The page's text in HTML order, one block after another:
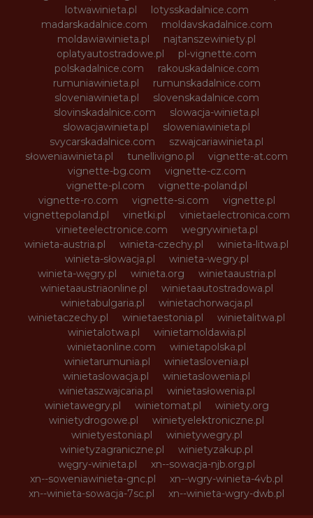
lotwawinieta.pl
lotysskadalnice.com
madarskadalnice.com
moldavskadalnice.com
moldawiawinieta.pl
najtanszewiniety.pl
oplatyautostradowe.pl
pl-vignette.com
polskadalnice.com
rakouskadalnice.com
rumuniawinieta.pl
rumunskadalnice.com
sloveniawinieta.pl
slovenskadalnice.com
slovinskadalnice.com
slowacja-winieta.pl
slowacjawinieta.pl
sloweniawinieta.pl
svycarskadalnice.com
szwajcariawinieta.pl
słoweniawinieta.pl
tunellivigno.pl
vignette-at.com
vignette-bg.com
vignette-cz.com
vignette-pl.com
vignette-poland.pl
vignette-ro.com
vignette-si.com
vignette.pl
vignettepoland.pl
vinetki.pl
vinietaelectronica.com
vinieteelectronice.com
wegrywinieta.pl
winieta-austria.pl
winieta-czechy.pl
winieta-litwa.pl
winieta-słowacja.pl
winieta-wegry.pl
winieta-węgry.pl
winieta.org
winietaaustria.pl
winietaaustriaonline.pl
winietaautostradowa.pl
winietabulgaria.pl
winietachorwacja.pl
winietaczechy.pl
winietaestonia.pl
winietalitwa.pl
winietalotwa.pl
winietamoldawia.pl
winietaonline.com
winietapolska.pl
winietarumunia.pl
winietaslovenia.pl
winietaslowacja.pl
winietaslowenia.pl
winietaszwajcaria.pl
winietasłowenia.pl
winietawegry.pl
winietomat.pl
winiety.org
winietydrogowe.pl
winietyelektroniczne.pl
winietyestonia.pl
winietywegry.pl
winietyzagraniczne.pl
winietyzakup.pl
węgry-winieta.pl
xn--sowacja-njb.org.pl
xn--soweniawinieta-gnc.pl
xn--wgry-winieta-4vb.pl
xn--winieta-sowacja-7sc.pl
xn--winieta-wgry-dwb.pl